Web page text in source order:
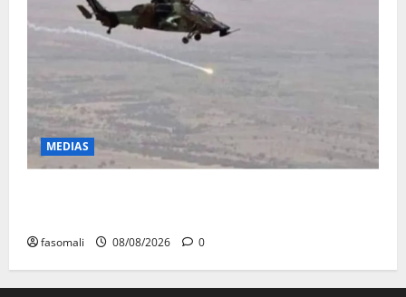
MEDIAS
fasomali 08/08/2026 0